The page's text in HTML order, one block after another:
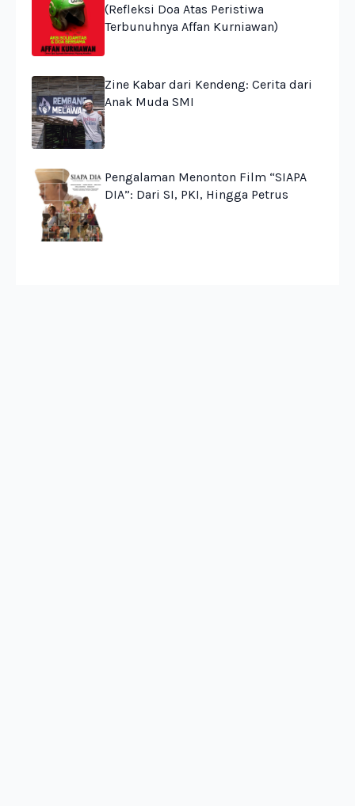
(Refleksi Doa Atas Peristiwa
Terbunuhnya Affan Kurniawan)
Zine Kabar dari Kendeng: Cerita dari
Anak Muda SMI
Pengalaman Menonton Film “SIAPA
DIA”: Dari SI, PKI, Hingga Petrus